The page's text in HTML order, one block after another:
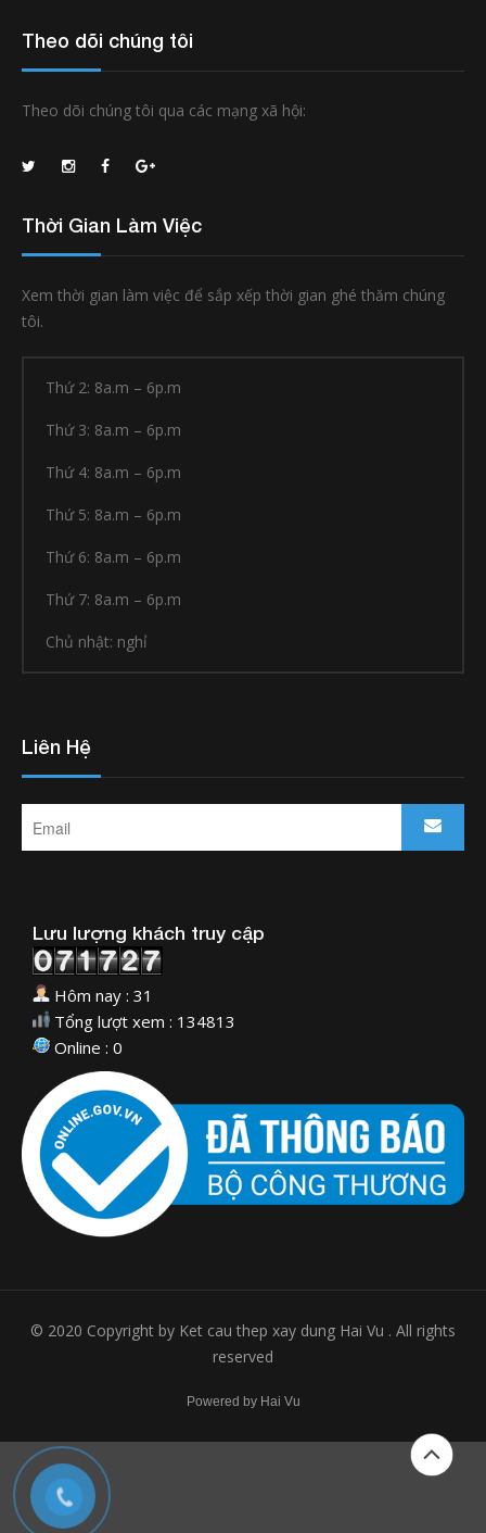
Theo dõi chúng tôi
Theo dõi chúng tôi qua các mạng xã hội:
Thời Gian Làm Việc
Xem thời gian làm việc để sắp xếp thời gian ghé thăm chúng
tôi.
Thứ 2: 8a.m – 6p.m
Thứ 3: 8a.m – 6p.m
Thứ 4: 8a.m – 6p.m
Thứ 5: 8a.m – 6p.m
Thứ 6: 8a.m – 6p.m
Thứ 7: 8a.m – 6p.m
Chủ nhật: nghỉ
Liên Hệ
Lưu lượng khách truy cập
Hôm nay : 31
Tổng lượt xem : 134813
Online : 0
© 2020 Copyright by Ket cau thep xay dung Hai Vu . All rights
reserved
Powered by Hai Vu